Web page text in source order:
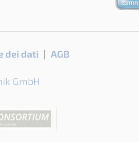
dei dati AGB
GmbH